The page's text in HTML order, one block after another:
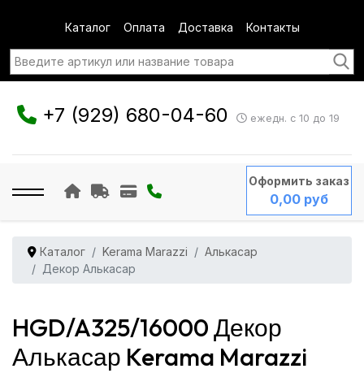
Каталог Оплата Доставка Контакты
+7 (929) 680-04-60 ежедн. с 10 до 19
Оформить заказ
0,00 руб
Каталог Kerama Marazzi
Алькасар
Декор Алькасар
HGD/A325/16000 Декор
Алькасар Kerama Marazzi